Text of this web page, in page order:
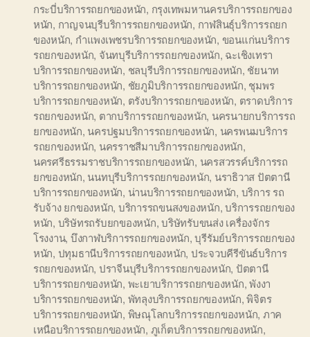
กระบี่บริการรถยกของหนัก, กรุงเทพมหานครบริการรถยกของ
หนัก, กาญจนบุรีบริการรถยกของหนัก, กาฬสินธุ์บริการรถยก
ของหนัก, กำแพงเพชรบริการรถยกของหนัก, ขอนแก่นบริการ
รถยกของหนัก, จันทบุรีบริการรถยกของหนัก, ฉะเชิงเทรา
บริการรถยกของหนัก, ชลบุรีบริการรถยกของหนัก, ชัยนาท
บริการรถยกของหนัก, ชัยภูมิบริการรถยกของหนัก, ชุมพร
บริการรถยกของหนัก, ตรังบริการรถยกของหนัก, ตราดบริการ
รถยกของหนัก, ตากบริการรถยกของหนัก, นครนายกบริการรถ
ยกของหนัก, นครปฐมบริการรถยกของหนัก, นครพนมบริการ
รถยกของหนัก, นครราชสีมาบริการรถยกของหนัก,
นครศรีธรรมราชบริการรถยกของหนัก, นครสวรรค์บริการรถ
ยกของหนัก, นนทบุรีบริการรถยกของหนัก, นราธิวาส ปัตตานี
บริการรถยกของหนัก, น่านบริการรถยกของหนัก, บริการ รถ
รับจ้าง ยกของหนัก, บริการรถขนสงของหนัก,บริการรถยกของ
หนัก, บริษัทรถรับยกของหนัก,บริษัทรับขนส่ง เครื่องจักร
โรงงาน, บึงกาฬบริการรถยกของหนัก,บุรีรัมย์บริการรถยกของ
หนัก, ปทุมธานีบริการรถยกของหนัก, ประจวบคีรีขันธ์บริการ
รถยกของหนัก, ปราจีนบุรีบริการรถยกของหนัก, ปัตตานี
บริการรถยกของหนัก, พะเยาบริการรถยกของหนัก,พังงา
บริการรถยกของหนัก, พัทลุงบริการรถยกของหนัก,พิจิตร
บริการรถยกของหนัก, พิษณุโลกบริการรถยกของหนัก, ภาค
เหนือบริการรถยกของหนัก, ภูเก็ตบริการรถยกของหนัก,